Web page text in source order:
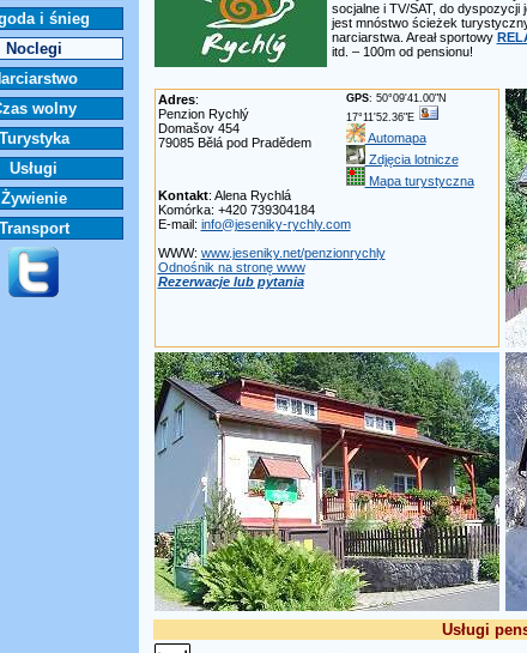
i śnieg
Noclegi
wolny
Turystyka
Usługi
Żywienie
Transport
socjalne i TV/SAT, do
jest mnóstwo ścieżek
narciarstwa. Areał sportowy
itd. – 100m od pensionu!
Adres:
Penzion Rychlý
Domašov 454
79085 Bělá pod Pradědem
GPS: 50°09'41.00"N
17°11'52.36"E
Automapa
Zdjęcia lotnicze
Mapa turystyczna
Kontakt: Alena Rychlá
Komórka: +420 739304184
E-mail: info@jeseniky-rychly.com
WWW: www.jeseniky.net/penzionrychly
Odnośnik na stronę www
Rezerwacje lub pytania
Usługi